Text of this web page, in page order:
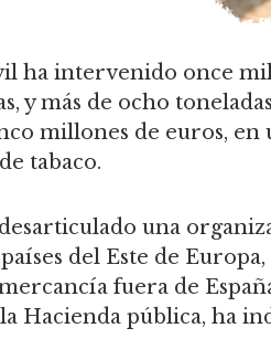
ha intervenido once
y más de ocho
millones de euros,
tabaco.
desarticulado una
del Este de
fuera de
Hacienda pública, ha